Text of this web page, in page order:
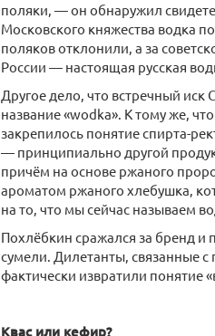
поляки, — он обнаружил
Московского княжества водка
поляков отклонили, а за
России — настоящая русская
Другое дело, что встречный иск
название «wodka». К тому же,
закрепилось понятие спирта-
— принципиально другой
причём на основе ржаного
ароматом ржаного хлебушка,
на то, что мы сейчас называем
Похлёбкин сражался за бренд и
сумели. Дилетанты, связанные
фактически извратили понятие
Квас или кефир?